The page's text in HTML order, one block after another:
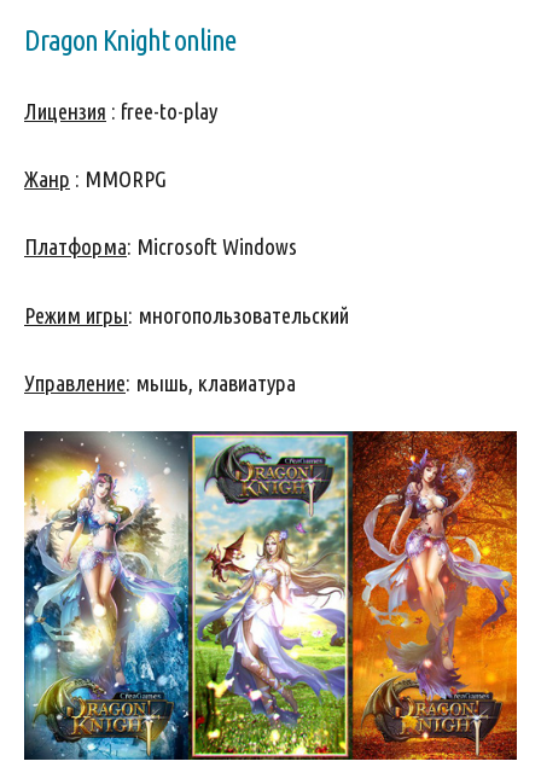
Dragon Knight online
Лицензия : free-to-play
Жанр : MMORPG
Платформа: Microsoft Windows
Режим игры: многопользовательский
Управление: мышь, клавиатура